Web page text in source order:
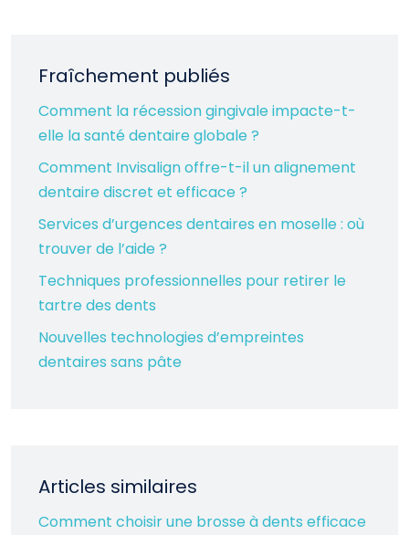
Fraîchement publiés
Comment la récession gingivale impacte-t-
elle la santé dentaire globale ?
Comment Invisalign offre-t-il un alignement
dentaire discret et efficace ?
Services d’urgences dentaires en moselle : où
trouver de l’aide ?
Techniques professionnelles pour retirer le
tartre des dents
Nouvelles technologies d’empreintes
dentaires sans pâte
Articles similaires
Comment choisir une brosse à dents efficace